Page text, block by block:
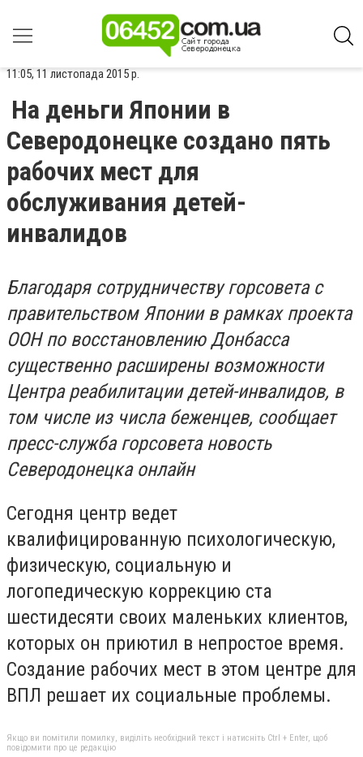
11:05, 11 листопада 2015 р.
На деньги Японии в
Северодонецке создано пять
рабочих мест для
обслуживания детей-
инвалидов
Благодаря сотрудничеству горсовета с
правительством Японии в рамках проекта
ООН по восстановлению Донбасса
существенно расширены возможности
Центра реабилитации детей-инвалидов, в
том числе из числа беженцев, сообщает
пресс-служба горсовета новость
Северодонецка онлайн
Сегодня центр ведет
квалифицированную психологическую,
физическую, социальную и
логопедическую коррекцию ста
шестидесяти своих маленьких клиентов,
которых он приютил в непростое время.
Создание рабочих мест в этом центре для
ВПЛ решает их социальные проблемы.
Якщо ви помітили помилку, виділіть необхідний текст і натисніть Ctrl + Enter, щоб
повідомити про це редакцію